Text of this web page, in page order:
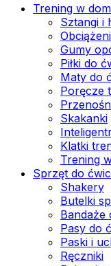
Trening w
Sztangi i
Gumy
Piłki do
Maty do
Poręcze
Skakanki
Klatki
Trening
Sprzęt do
Shakery
Butelki
Bandaże
Pasy do
Paski i
Ręczniki